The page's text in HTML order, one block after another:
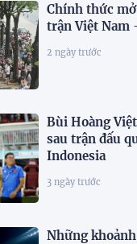
Chính thức
trận Việt Nam
2 ngày trước
Bùi Hoàng
sau trận đấu
Indonesia
3 ngày trước
Những